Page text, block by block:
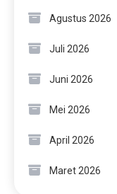
Agustus 2026
Juli 2026
Juni 2026
Mei 2026
April 2026
Maret 2026